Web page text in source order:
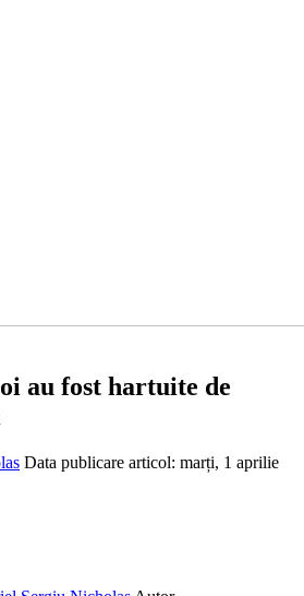
au fost hartuite de
Data publicare articol: marți, 1 aprilie